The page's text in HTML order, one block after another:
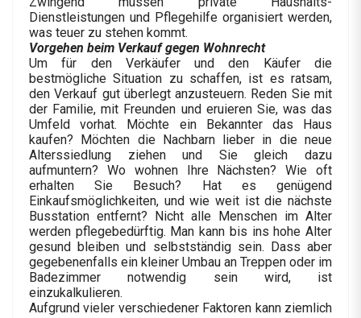
Dienstleistungen und Pflegehilfe organisiert werden,
was teuer zu stehen kommt.
Vorgehen beim Verkauf gegen Wohnrecht
Um für den Verkäufer und den Käufer die
bestmögliche Situation zu schaffen, ist es ratsam,
den Verkauf gut überlegt anzusteuern. Reden Sie mit
der Familie, mit Freunden und eruieren Sie, was das
Umfeld vorhat. Möchte ein Bekannter das Haus
kaufen? Möchten die Nachbarn lieber in die neue
Alterssiedlung ziehen und Sie gleich dazu
aufmuntern? Wo wohnen Ihre Nächsten? Wie oft
erhalten Sie Besuch? Hat es genügend
Einkaufsmöglichkeiten, und wie weit ist die nächste
Busstation entfernt? Nicht alle Menschen im Alter
werden pflegebedürftig. Man kann bis ins hohe Alter
gesund bleiben und selbstständig sein. Dass aber
gegebenenfalls ein kleiner Umbau an Treppen oder im
Badezimmer notwendig sein wird, ist
einzukalkulieren.
Aufgrund vieler verschiedener Faktoren kann ziemlich